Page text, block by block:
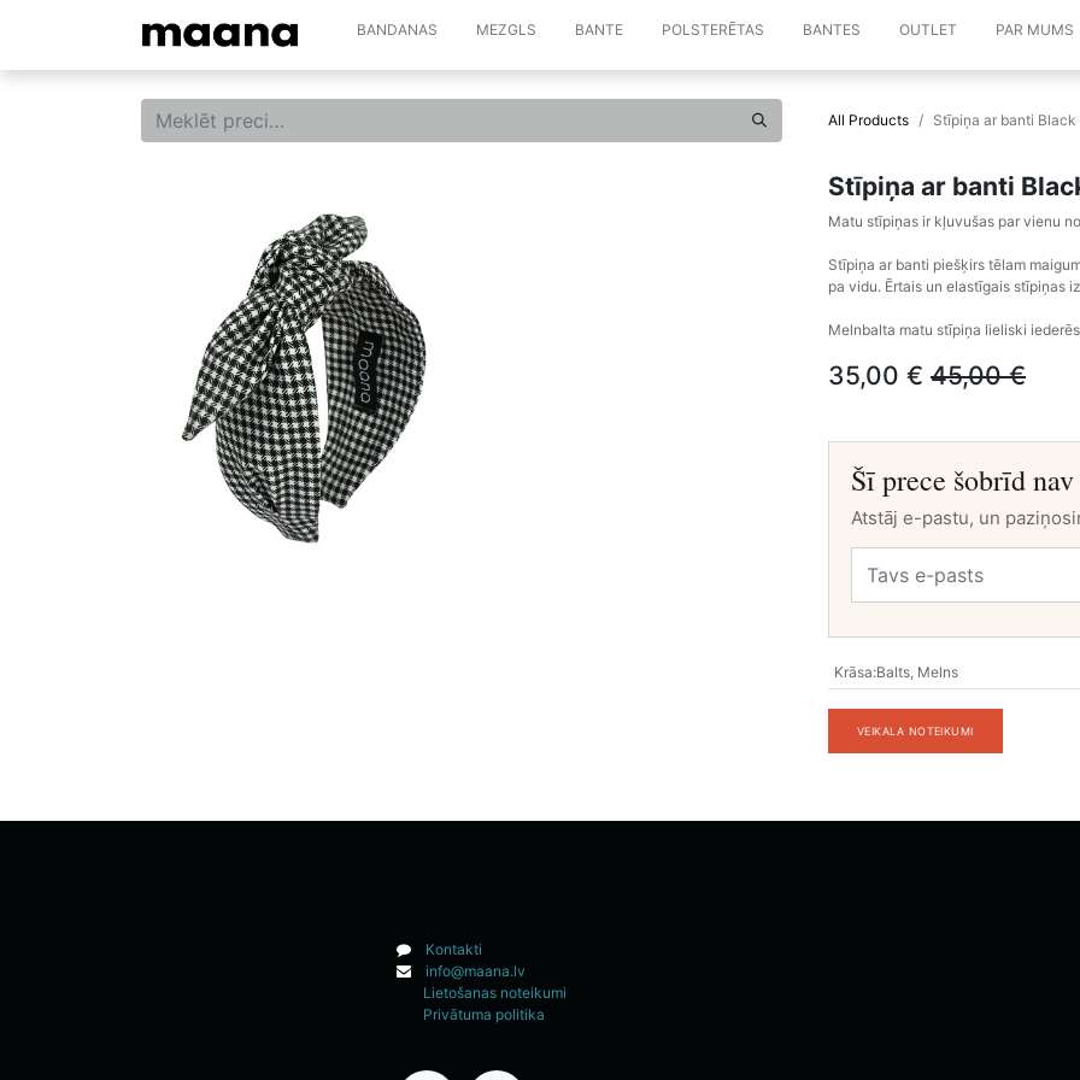
BANDANAS MEZGLS BANTE POLSTERĒTAS BANTES OUTLET PAR MUMS
All Products Stīpiņa ar banti Black
Stīpiņa ar banti
Matu stīpiņas ir kļuvušas par vienu
Stīpiņa ar banti piešķirs tēlam
pa vidu. Ērtais un elastīgais stīpiņas
Melnbalta matu stīpiņa lieliski
35,00 € 45,00€
Šī prece šobrīd
Atstāj e-pastu, un
Krāsa:Balts, Melns
VEIKALA NOTEIKUMI
Kontakti
info@maana.lv
Lietošanas noteikumi
Privātuma politika